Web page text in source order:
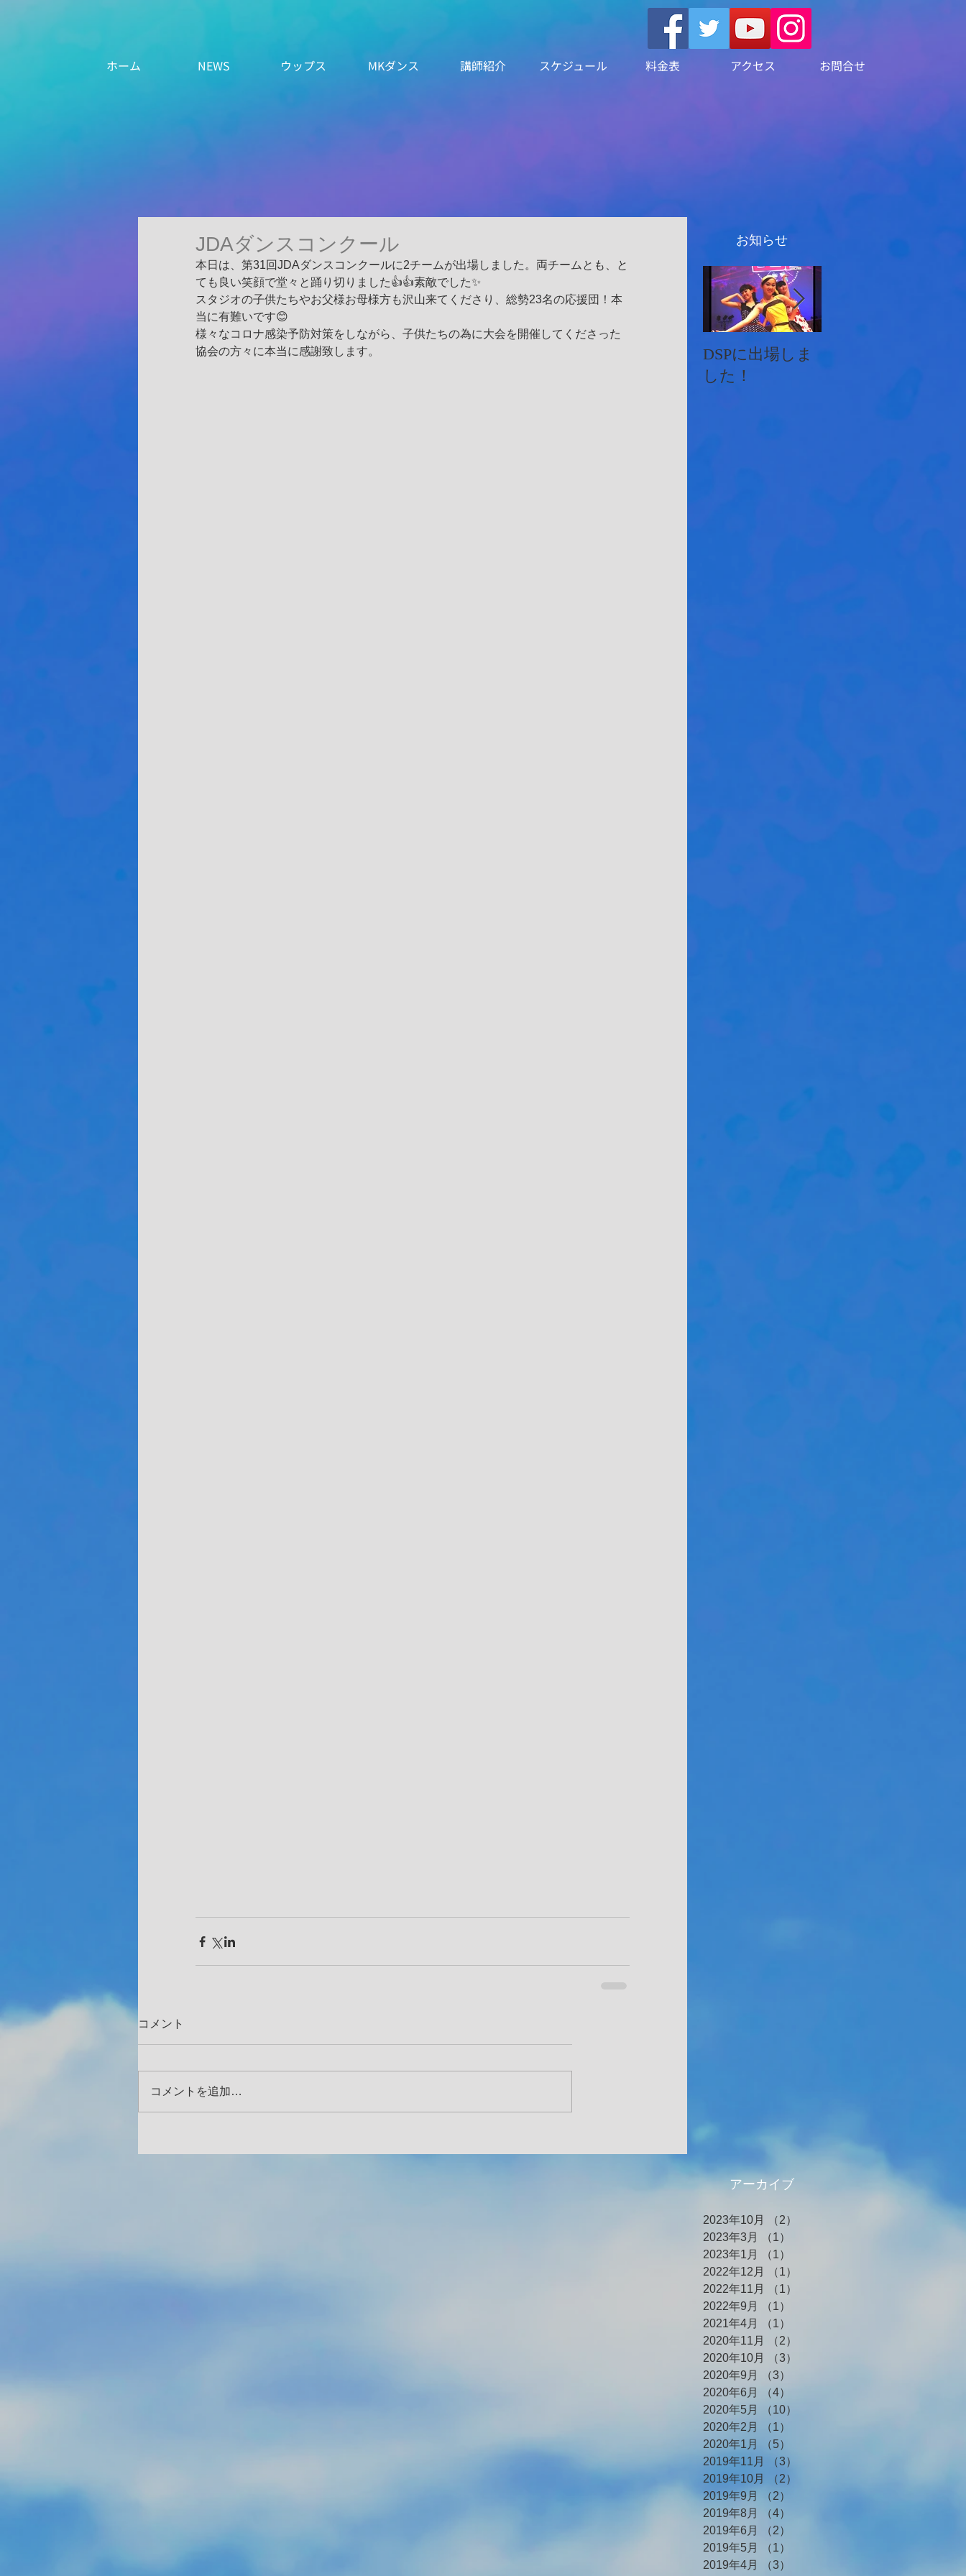
ホーム NEWS ウップス MKダンス 講師紹介 スケジュール 料金表 アクセス お問合せ
JDAダンスコンクール
本日は、第31回JDAダンスコンクールに2チームが出場しました。両チームとも、と
ても良い笑顔で堂々と踊り切りました👍👍素敵でした✨
スタジオの子供たちやお父様お母様方も沢山来てくださり、総勢23名の応援団！本
当に有難いです😊
様々なコロナ感染予防対策をしながら、子供たちの為に大会を開催してくださった
協会の方々に本当に感謝致します。
コメント
コメントを追加…
お知らせ
DSPに出場しま
した！
アーカイブ
2023年10月 （2）
2023年3月
（1）
2023年1月
（1）
2022年12月
（1）
2022年11月
（1）
2022年9月
（1）
2021年4月
（1）
2020年11月
（2）
2020年10月
（3）
2020年9月
（3）
2020年6月
（4）
2020年5月
（10）
2020年2月
（1）
2020年1月
（5）
2019年11月
（3）
2019年10月
（2）
2019年9月
（2）
2019年8月
（4）
2019年6月
（2）
2019年5月
（1）
2019年4月
（3）